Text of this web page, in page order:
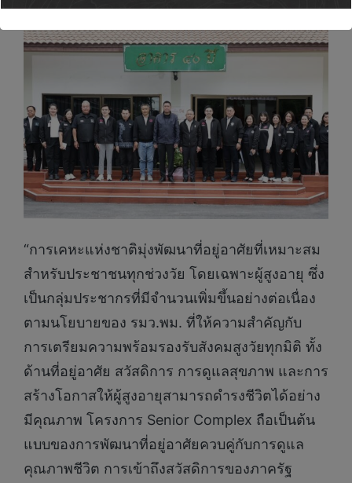
“การเคหะแห่งชาติมุ่งพัฒนาที่อยู่อาศัยที่เหมาะสม
สำหรับประชาชนทุกช่วงวัย โดยเฉพาะผู้สูงอายุ ซึ่ง
เป็นกลุ่มประชากรที่มีจำนวนเพิ่มขึ้นอย่างต่อเนื่อง
ตามนโยบายของ รมว.พม. ที่ให้ความสำคัญกับ
การเตรียมความพร้อมรองรับสังคมสูงวัยทุกมิติ ทั้ง
ด้านที่อยู่อาศัย สวัสดิการ การดูแลสุขภาพ และการ
สร้างโอกาสให้ผู้สูงอายุสามารถดำรงชีวิตได้อย่าง
มีคุณภาพ โครงการ Senior Complex ถือเป็นต้น
แบบของการพัฒนาที่อยู่อาศัยควบคู่กับการดูแล
คุณภาพชีวิต การเข้าถึงสวัสดิการของภาครัฐ